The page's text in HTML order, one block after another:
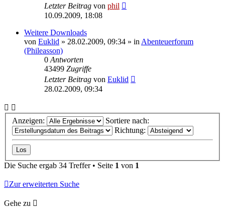
Letzter Beitrag von phil
10.09.2009, 18:08
Weitere Downloads
von Euklid » 28.02.2009, 09:34 » in Abenteuerforum
(Phileasson)
0 Antworten
43499 Zugriffe
Letzter Beitrag von Euklid
28.02.2009, 09:34
Anzeigen:
Sortiere nach:
Richtung:
Die Suche ergab 34 Treffer • Seite 1 von 1
Zur erweiterten Suche
Gehe zu